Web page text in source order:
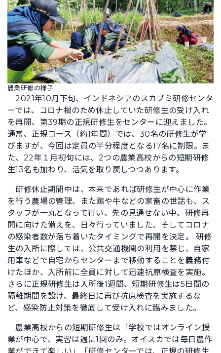
農業研修の様子
2021年10月下旬、インドネシアのスカブミ研修センタ
ーでは、コロナ禍のため休止していた研修生の受け入れ
を再開、第39期の正規研修生をセンターに迎えました。
通常、正規コース（約1年間）では、30名の研修生が学
びますが、今回は定員の半分程度となる17名に制限。ま
た、22年１月初旬には、2つの農業高校からの短期研修
生13名も加わり、活気を取り戻しつつあります。
研修休止期間中は、本来であれば研修生が中心に作業
を行う農場の管理、また鶏や牛などの家畜の世話も、ス
タッフが一丸となって行い、先の見通せない中、研修再
開に向けた備えを、日々行っていました。そしてコロナ
の感染者数が落ち着いたタイミングで再開を決定。 研修
生の入所に際しては、公共交通機関の利用を禁じ、自家
用車などで自宅からセンターまで移動することを義務付
けたほか、入所前に全員に対して迅速抗原検査を実施。
さらに正規研修生は入所後1週間、短期研修生は5日間の
隔離期間を設け、最終日に再び抗原検査を実施するな
ど、感染防止対策を徹底して受け入れに臨みました。
農業高校からの短期研修生は「学校ではオンライン授
業が中心で、実習は週に1回のみ。オイスカでは毎日農作